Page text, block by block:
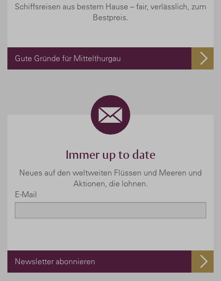
Schiffsreisen aus bestem Hause – fair, verlässlich, zum
Bestpreis.
Gute Gründe für Mittelthurgau
Immer up to date
Neues auf den weltweiten Flüssen und Meeren und
Aktionen, die lohnen.
E-Mail
Newsletter abonnieren